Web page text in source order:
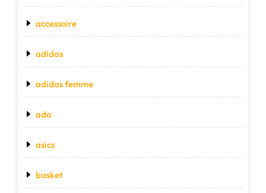
accessoire
adidas
adidas femme
ado
asics
basket